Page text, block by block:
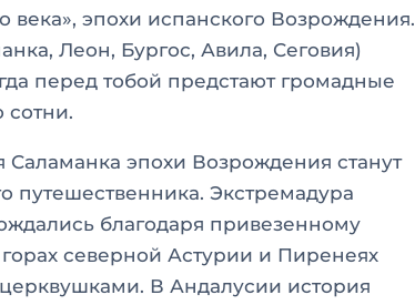
века», эпохи испанского Возрождения.
Леон, Бургос, Авила, Сеговия)
перед тобой предстают громадные
сотни.
Саламанка эпохи Возрождения станут
путешественника. Экстремадура
благодаря привезенному
горах северной Астурии и Пиренеях
В Андалусии история